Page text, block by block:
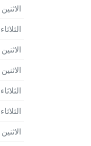
الاثنين
الثلاثاء
الاثنين
الاثنين
الثلاثاء
الثلاثاء
الاثنين